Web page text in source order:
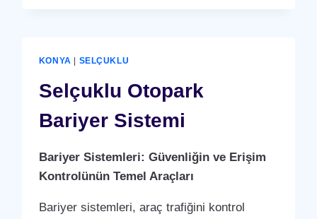
YAZILIMI
(PROGRAMI)
KONYA SELÇUKLU
Selçuklu Otopark
Bariyer Sistemi
Bariyer Sistemleri: Güvenliğin ve Erişim
Kontrolünün Temel Araçları
Bariyer sistemleri, araç trafiğini kontrol